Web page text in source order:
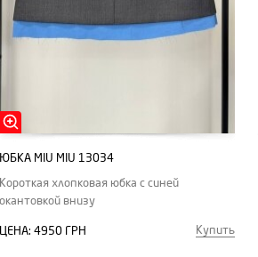
ЮБКА MIU MIU 13034
Короткая хлопковая юбка с синей
окантовкой внизу
ЦЕНА: 4950 ГРН Купить